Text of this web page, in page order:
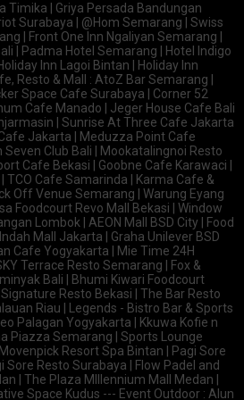
Timika | Griya Persada Bandungan
Surabaya | @Hom Semarang | Swiss
| Front One Inn Ngaliyan Semarang |
| Padma Hotel Semarang | Hotel Indigo
Inn Lagoi Bintan | Holiday Inn
Resto & Mall : AtoZ Bar Semarang |
Space Cafe Surabaya | Corner 52
Cafe Manado | Jeger House Cafe Bali
| Sunrise At Three Cafe Jakarta
Cafe Jakarta | Meduzza Point Cafe
Seven Club Bali | Mookatalingnoi Resto
Cafe Bekasi | Goobne Cafe Karawaci |
TCO Cafe Samarinda | Karma Cafe &
Off Venue Semarang | Warung Eyang
Foodcourt Revo Mall Bekasi | Window
Lombok | AEON Mall BSD City | Food
Mall Jakarta | Graha Unilever BSD
Cafe Yogyakarta | Mie Time 24H
Terrace Resto Semarang | Fox &
Bali | Bhumi Kiwari Foodcourt
Resto Bekasi | The Bar Resto
Riau | Legends - Bistro Bar & Sports
Palagan Yogyakarta | Kkuwa Kofie n
Piazza Semarang | Sports Lounge
Resort Spa Bintan | Pagi Sore
Sore Resto Surabaya | Flow Padel and
| The Plaza Mlllennium Mall Medan |
Space Kudus --- Event Outdoor : Alun